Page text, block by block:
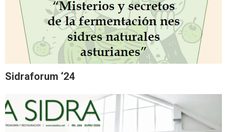
Sidraforum ‘24